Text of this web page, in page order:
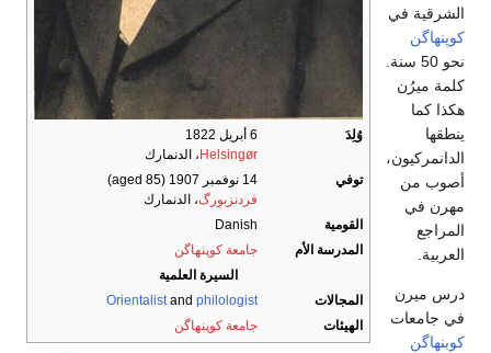
وُلِدَ
6 أبريل 1822
Helsingør ، الدنمارك
توفي
14 نوفمبر 1907
(aged 85)
فردنزبورگ، الدنمارك
القومية
Danish
المدرسة الأم
جامعة كوپنهاگن
السيرة العلمية
المجالات
Orientalistand philologist
الهيئات
جامعة كوپنهاگن
الشرقية في
كوپنهاگن
نحو 50 سنة.
كلمة ميرُن
هكذا كما
ينطقها
الدانمركيون،
أصوب من
مهرن في
المراجع
العربية.
درس ميرن
في جامعات
كوبنهاگن